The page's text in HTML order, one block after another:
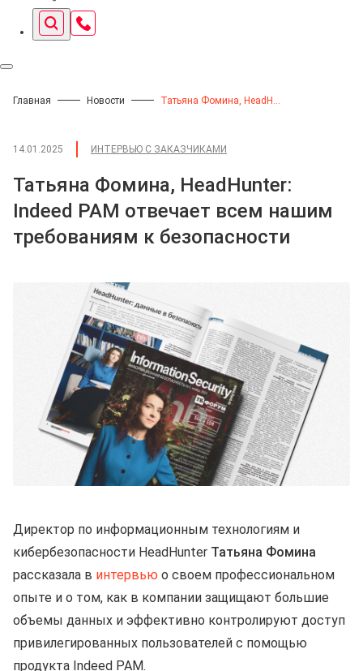
Главная Новости
14.01.2025 ИНТЕРВЬЮ С ЗАКАЗЧИКАМИ
Татьяна Фомина, HeadHunter:
Indeed PAM отвечает всем нашим
требованиям к безопасности
Директор по информационным технологиям и
кибербезопасности HeadHunter Татьяна Фомина
рассказала в интервью о своем профессиональном
опыте и о том, как в компании защищают большие
объемы данных и эффективно контролируют доступ
привилегированных пользователей с помощью
продукта Indeed PAM.